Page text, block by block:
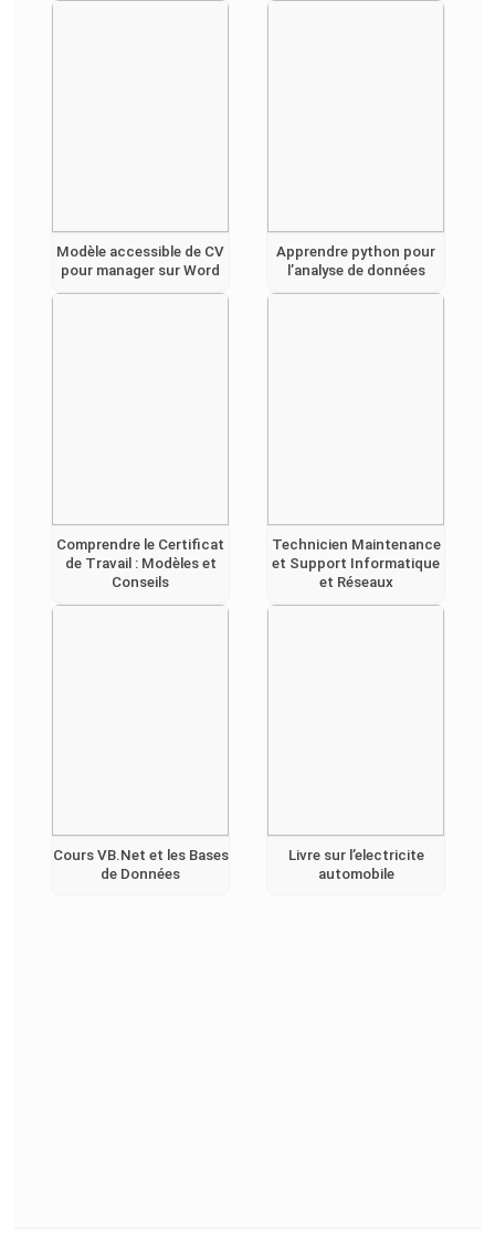
Modèle accessible de CV
pour manager sur Word
Apprendre python pour
l’analyse de données
Comprendre le Certificat
de Travail : Modèles et
Conseils
Technicien Maintenance
et Support Informatique
et Réseaux
Cours VB.Net et les Bases
de Données
Livre sur l’electricite
automobile